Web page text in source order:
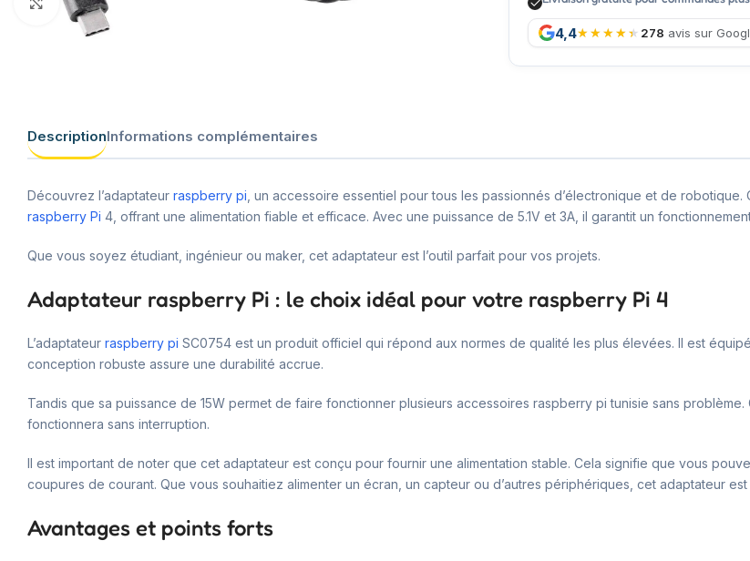
4,4 278 avis sur
DescriptionInformations complémentaires
Découvrez l’adaptateur raspberry pi , un accessoire essentiel pour tous les passionnés d’électronique et de
raspberry Pi 4, offrant une alimentation fiable et efficace. Avec une puissance de 5.1V et 3A, il garantit un
Que vous soyez étudiant, ingénieur ou maker, cet adaptateur est l’outil parfait pour vos projets.
Adaptateur raspberry Pi : le choix idéal pour votre raspberry Pi 4
L’adaptateur raspberry pi SC0754 est un produit officiel qui répond aux normes de qualité les plus élevées. Il est
conception robuste assure une durabilité accrue.
Tandis que sa puissance de 15W permet de faire fonctionner plusieurs accessoires raspberry pi tunisie sans
fonctionnera sans interruption.
Il est important de noter que cet adaptateur est conçu pour fournir une alimentation stable. Cela signifie que vous
coupures de courant. Que vous souhaitiez alimenter un écran, un capteur ou d’autres périphériques, cet adaptateur est
Avantages et points forts